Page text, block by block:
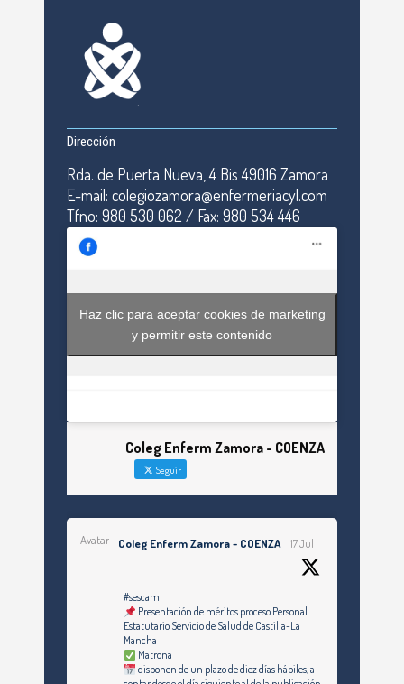
Dirección
Rda. de Puerta Nueva, 4 Bis 49016 Zamora
E-mail: colegiozamora@enfermeriacyl.com
Tfno: 980 530 062 / Fax: 980 534 446
Haz clic para aceptar cookies de marketing
y permitir este contenido
Coleg Enferm Zamora - COENZA
Seguir
Avatar Coleg Enferm Zamora - COENZA 17 Jul
#sescam
Presentación de méritos proceso Personal
Estatutario Servicio de Salud de Castilla-La
Mancha
Matrona
disponen de un plazo de diez días hábiles, a